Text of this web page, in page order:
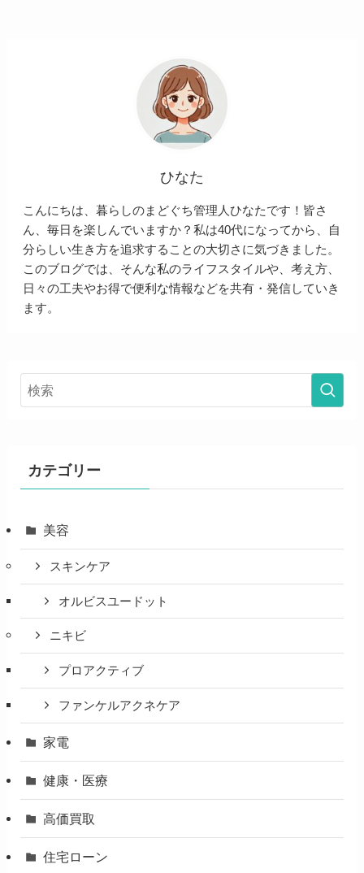
ひなた
こんにちは、暮らしのまどぐち管理人ひなたです！皆さ
ん、毎日を楽しんでいますか？私は40代になってから、自
分らしい生き方を追求することの大切さに気づきました。
このブログでは、そんな私のライフスタイルや、考え方、
日々の工夫やお得で便利な情報などを共有・発信していき
ます。
カテゴリー
美容
スキンケア
オルビスユードット
ニキビ
プロアクティブ
ファンケルアクネケア
家電
健康・医療
高価買取
住宅ローン